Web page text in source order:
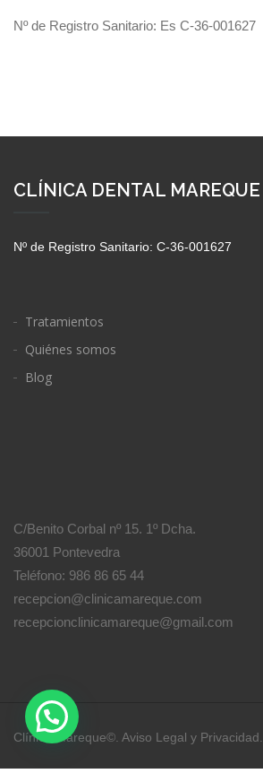
Nº de Registro Sanitario: Es C-36-001627
CLÍNICA DENTAL MAREQUE
Nº de Registro Sanitario: C-36-001627
Tratamientos
Quiénes somos
Blog
C/Benito Corbal nº 15. 1º Dcha.
36001 Pontevedra
Teléfono: 986 86 65 44
recepcion@clinicamareque.com
recepcionclinicamareque@gmail.com
Clínica Mareque©. Aviso Legal y Privacidad.
Diseño y creaciónClínica Mareque